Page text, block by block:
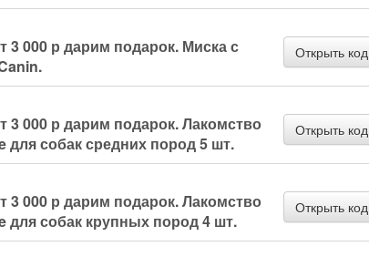
3 000 р дарим подарок. Миска с
Открыть код
3 000 р дарим подарок. Лакомство
для собак средних пород 5 шт.
Открыть код
3 000 р дарим подарок. Лакомство
для собак крупных пород 4 шт.
Открыть код